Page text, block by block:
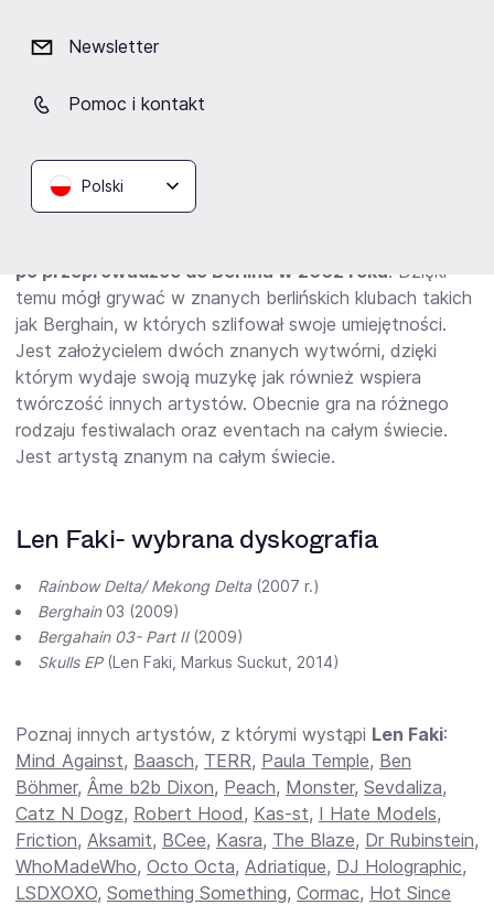
Newsletter
Pomoc i kontakt
Polski
Len Faki - koncerty
producentem muzycznym. Pod swoim pseudonimem
tworzy muzykę elektroniczną i techno. Już w młodości
bardzo mocno się nią interesował i poświęcał jej
po przeprowadzce do Berlina w 2002 roku. Dzięki
temu mógł grywać w znanych berlińskich klubach takich
jak Berghain, w których szlifował swoje umiejętności.
Jest założycielem dwóch znanych wytwórni, dzięki
którym wydaje swoją muzykę jak również wspiera
twórczość innych artystów. Obecnie gra na różnego
rodzaju festiwalach oraz eventach na całym świecie.
Jest artystą znanym na całym świecie.
Len Faki- wybrana dyskografia
Rainbow Delta/ Mekong Delta(2007 r.)
Berghain03 (2009)
Bergahain 03- Part II(2009)
Skulls EP(Len Faki, Markus Suckut, 2014)
Poznaj innych artystów, z którymi wystąpi Len Faki:
Mind Against, Baasch, TERR, Paula Temple, Ben
Böhmer, Âme b2b Dixon, Peach, Monster, Sevdaliza,
Catz N Dogz, Robert Hood, Kas-st, I Hate Models,
Friction, Aksamit, BCee, Kasra, The Blaze, Dr Rubinstein,
WhoMadeWho, Octo Octa, Adriatique, DJ Holographic,
LSDXOXO, Something Something, Cormac, Hot Since